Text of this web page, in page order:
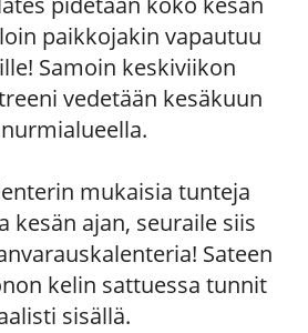
paikkojakin vapautuu
Samoin keskiviikon
vedetään kesäkuun
mukaisia tunteja
kesän ajan, seuraile siis
Sateen
kelin sattuessa tunnit
sisällä.